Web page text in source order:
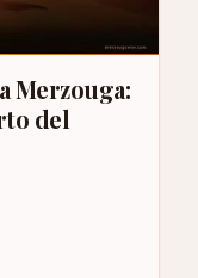
Merzouga:
del